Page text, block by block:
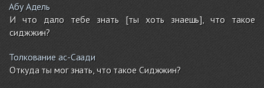
Абу Адель
И что дало тебе знать [ты хоть знаешь], что такое
сиджжин?
Толкование ас-Саади
Откуда ты мог знать, что такое Сиджжин?